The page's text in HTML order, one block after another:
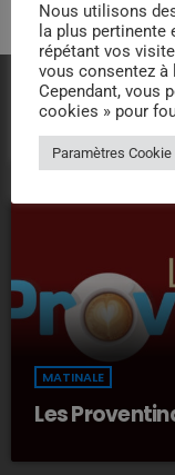
MATINALE
Les
Nous utilisons
la plus
répétant vos
vous consentez
Cependant, vous
cookies » pour
Paramètres Cookie